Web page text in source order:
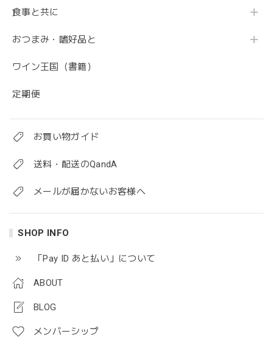
食事と共に
おつまみ・嗜好品と
ワイン王国（書籍）
定期便
お買い物ガイド
送料・配送のQandA
メールが届かないお客様へ
SHOP INFO
「Pay ID あと払い」について
ABOUT
BLOG
メンバーシップ